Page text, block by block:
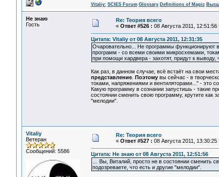
Vitaliy: SCIES Forum Glossary Definitions of Magic
Не знаю
Гость
Re: Теория всего
« Ответ #526 : 08 Августа 2011, 12:51:56
Цитата: Vitaliy от 08 Августа 2011, 12:31:35
Очаровательно... Не программы функционируют
программ - со всеми своими микросхемами,
при помощи хардвера - захотят, придут к выводу,
Как раз, в данном случае, всё встаёт на свои
представление. Поэтомувы сейчас - в
токами, напряжениями и вентиляторами..." - это
Какую программу в сознании запустишь - такие
состоянии сменить свою программу, крутите как
"мелодии".
Vitaliy
Ветеран
Сообщений: 5586
Re: Теория всего
« Ответ #527 : 08 Августа 2011, 13:30:25
Цитата: Не знаю от 08 Августа 2011, 12:51:56
… Вы, Виталий, просто не в состоянии сменить
подозреваете, что есть и другие "мелодии".